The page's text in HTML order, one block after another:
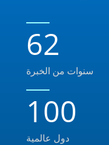
62
سنوات من الخبرة
100
دول عالمية